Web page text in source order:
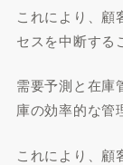
これにより、顧
セスを中断する
需要予測と在
庫の効率的な管
これにより、顧